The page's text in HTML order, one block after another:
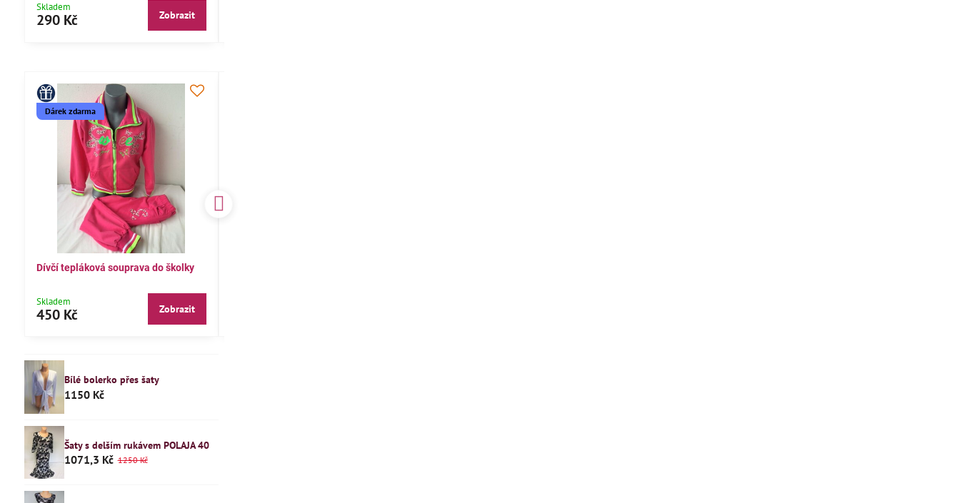
Skladem
290 Kč Zobrazit
Dárek zdarma
Dívčí tepláková souprava do školky
Skladem
450 Kč Zobrazit
Bílé bolerko přes šaty
1150 Kč
Šaty s delším rukávem POLAJA 40
1071,3 Kč 1250 Kč